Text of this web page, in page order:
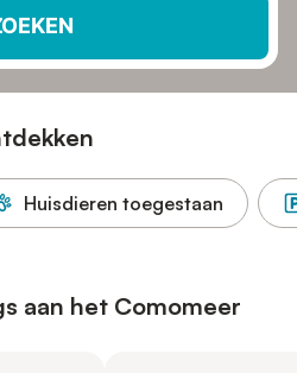
Huisdieren toegestaan
aan het Comomeer